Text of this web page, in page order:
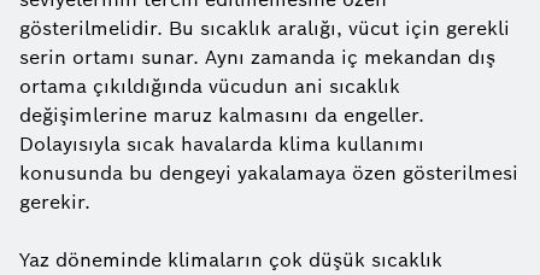
gösterilmelidir. Bu sıcaklık aralığı, vücut için gerekli
serin ortamı sunar. Aynı zamanda iç mekandan dış
ortama çıkıldığında vücudun ani sıcaklık
değişimlerine maruz kalmasını da engeller.
Dolayısıyla sıcak havalarda klima kullanımı
konusunda bu dengeyi yakalamaya özen gösterilmesi
gerekir.
Yaz döneminde klimaların çok düşük sıcaklık